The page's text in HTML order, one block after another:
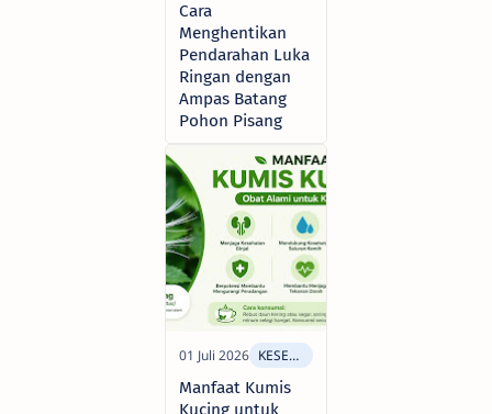
Cara
Menghentikan
Pendarahan Luka
Ringan dengan
Ampas Batang
Pohon Pisang
Manfaat Kumis
Kucing untuk